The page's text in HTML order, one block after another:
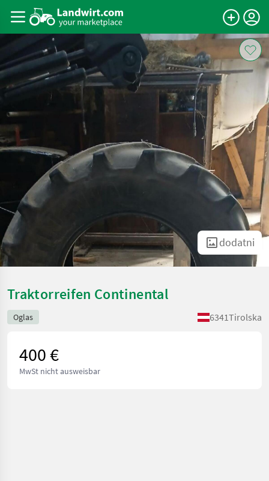
dodatni
Traktorreifen Continental
Oglas 6341Tirolska
400 €
MwSt nicht ausweisbar